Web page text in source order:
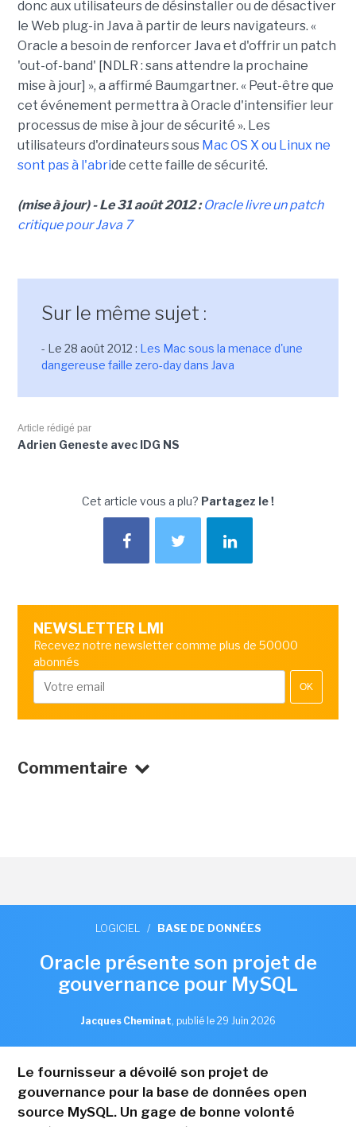
donc aux utilisateurs de désinstaller ou de désactiver
le Web plug-in Java à partir de leurs navigateurs. «
Oracle a besoin de renforcer Java et d'offrir un patch
'out-of-band' [NDLR : sans attendre la prochaine
mise à jour] », a affirmé Baumgartner. « Peut-être que
cet événement permettra à Oracle d'intensifier leur
processus de mise à jour de sécurité ». Les
utilisateurs d'ordinateurs sous Mac OS X ou Linux ne
sont pas à l'abride cette faille de sécurité.
(mise à jour) - Le 31 août 2012 : Oracle livre un patch
critique pour Java 7
Sur le même sujet :
- Le 28 août 2012 : Les Mac sous la menace d'une
dangereuse faille zero-day dans Java
Article rédigé par
Adrien Geneste avec IDG NS
Cet article vous a plu? Partagez le !
NEWSLETTER LMI
Recevez notre newsletter comme plus de 50000
abonnés
OK
Commentaire
LOGICIEL / BASE DE DONNÉES
Oracle présente son projet de
gouvernance pour MySQL
Jacques Cheminat, publié le 29 Juin 2026
Le fournisseur a dévoilé son projet de
gouvernance pour la base de données open
source MySQL. Un gage de bonne volonté